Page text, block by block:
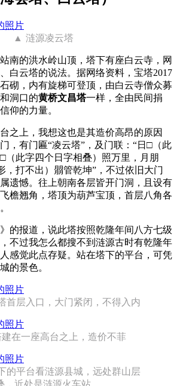
涟源凌云塔
南的洪水岭山顶，塔下有座白云寺，网
白云塔的说法。据网络资料，宝塔2017
砌，内有旋梯可登顶，由白云寺僧众募
洞口的黄桥文昌塔一样，全由民间捐
仰的力量。
之上，我想这也是其造价高昂的原因
，有门匾“凌云塔”，及门联：“日□（此
（此字四个日字相叠）照万里，月朋
，打不出）朤管乾坤”，不过依旧大门
遗憾。往上朝南各层皆开门洞，且设有
檐翘角，塔顶为葫芦宝顶，首层八角各
的报道，说此塔按照乾隆年间八方七级
不过我怎么都搜不到涟源古时有乾隆年
感觉此点存疑。站在塔下的平台，可凭
的景色。
首层入口，大门紧闭，不得入内
建在一座高台之上，造价不菲
的平台看涟源县城，远处群山层
，近处是涟源火车站